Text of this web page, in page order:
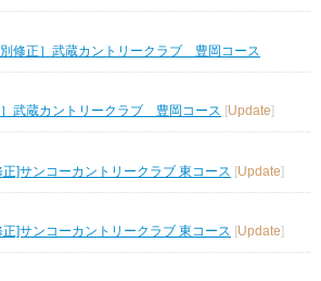
別修正］武蔵カントリークラブ 豊岡コース
］武蔵カントリークラブ 豊岡コース [Update]
正]サンコーカントリークラブ 東コース [Update]
正]サンコーカントリークラブ 東コース [Update]